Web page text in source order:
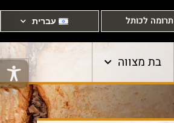
תרומה לכותל עברית
בת מצווה